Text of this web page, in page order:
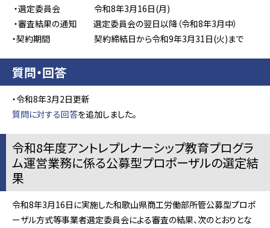
‧選定委員会 令和8年3月16日(月)
‧審査結果の通知 選定委員会の翌日以降（令和8年3月中）
‧契約期間 契約締結日から令和9年3月31日(火)まで
質問・回答
・令和8年3月2日更新
質問に対する回答を追加しました。
令和8年度アントレプレナーシップ教育プログラ
ム運営業務に係る公募型プロポーザルの選定結
果
令和8年3月16日に実施した和歌山県商工労働部所管公募型プロポ
ーザル方式等事業者選定委員会による審査の結果、次のとおりとな